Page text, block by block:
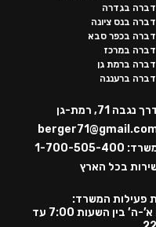
בגדרה
בנס ציונה
בכפר סבא
במרכז
ברמת גן
ברעננה
נגבה 71, רמת-גן
1-700-505-400
בכל הארץ
פעילות המשרד:
ימים א’-ה’ בין השעות 7:00 עד